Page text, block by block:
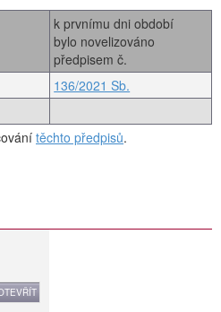
k prvnímu dni období
bylo novelizováno
předpisem č.
136/2021 Sb.
těchto předpisů.